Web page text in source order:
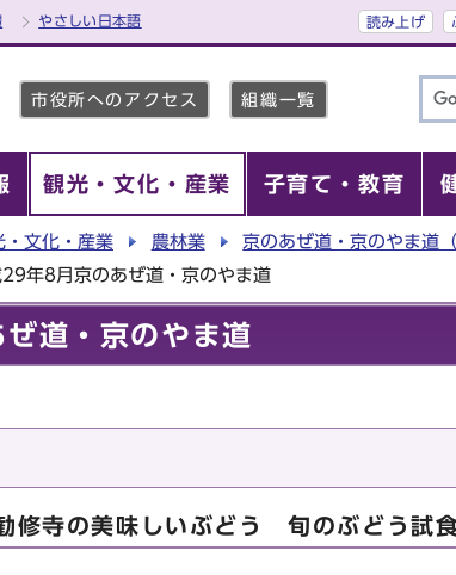
やさしい日本語 読み上げ
市役所へのアクセス 組織一覧
観光・文化・産業 子育て・教育
・文化・産業 農林業
京のあぜ道・京のやま道
年8月京のあぜ道・京のやま道
道・京のやま道
修寺の美味しいぶどう 旬のぶどう試